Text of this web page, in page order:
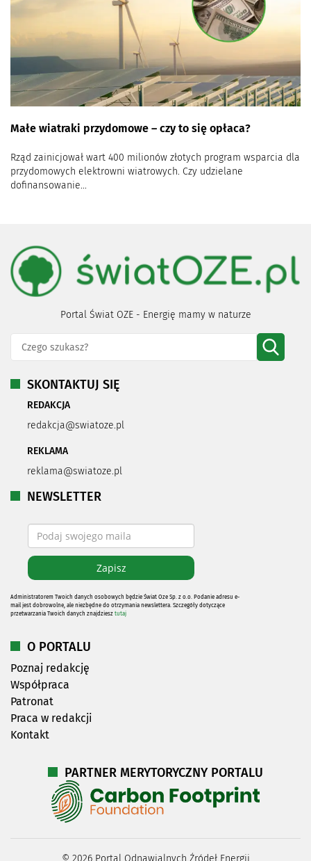
Małe wiatraki przydomowe – czy to się opłaca?
Rząd zainicjował wart 400 milionów złotych program wsparcia dla
przydomowych elektrowni wiatrowych. Czy udzielane
dofinansowanie...
Portal Świat OZE - Energię mamy w naturze
SKONTAKTUJ SIĘ
REDAKCJA
redakcja@swiatoze.pl
REKLAMA
reklama@swiatoze.pl
NEWSLETTER
Administratorem Twoich danych osobowych będzie Świat Oze Sp. z o.o. Podanie adresu e-
mail jest dobrowolne, ale niezbędne do otrzymania newslettera. Szczegóły dotyczące
przetwarzania Twoich danych znajdziesz tutaj
O PORTALU
Poznaj redakcję
Współpraca
Patronat
Praca w redakcji
Kontakt
PARTNER MERYTORYCZNY PORTALU
© 2026Portal Odnawialnych Źródeł Energii